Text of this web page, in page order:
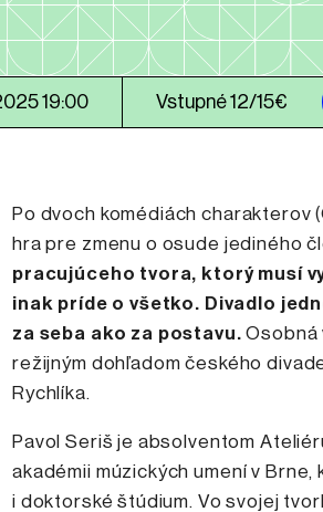
19:00 Vstupné 12/15€
Po dvoch komédiách charakterov
hra pre zmenu o osude jediného
pracujúceho tvora, ktorý musí
inak príde o všetko. Divadlo
za seba ako za postavu. Osobná
režijným dohľadom českého
Rychlíka.
Pavol Seriš je absolventom
akadémii múzických umení v Brne,
i doktorské štúdium. Vo svojej